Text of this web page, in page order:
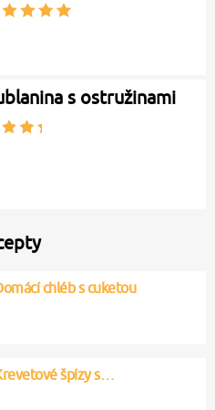
s ostružinami
chléb s cuketou
špízy s…